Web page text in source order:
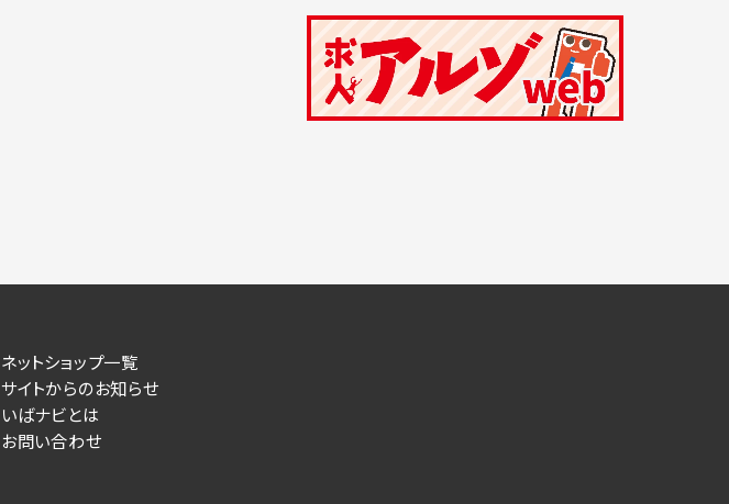
ネットショップ一覧
サイトからのお知らせ
いばナビとは
お問い合わせ